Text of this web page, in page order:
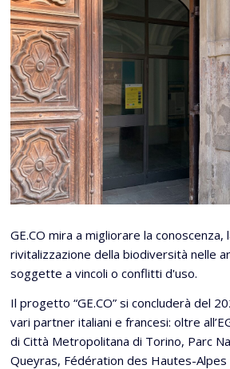
GE.CO mira a migliorare la conoscenza,
rivitalizzazione della biodiversità nelle
soggette a vincoli o conflitti d'uso.
Il progetto “GE.CO” si concluderà del
vari partner italiani e francesi: oltre
di Città Metropolitana di Torino, Parc
Queyras, Fédération des Hautes-